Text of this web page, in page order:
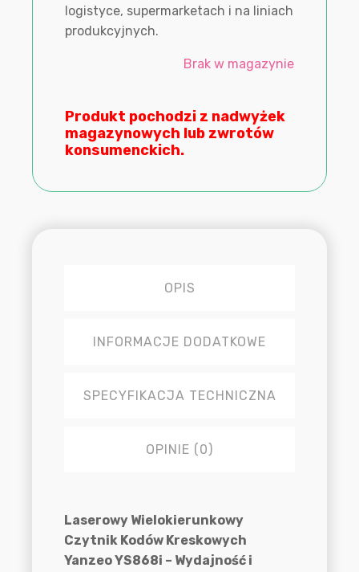
logistyce, supermarketach i na liniach
produkcyjnych.
Brak w magazynie
Produkt pochodzi z nadwyżek
magazynowych lub zwrotów
konsumenckich.
OPIS
INFORMACJE DODATKOWE
SPECYFIKACJA TECHNICZNA
OPINIE (0)
Laserowy Wielokierunkowy
Czytnik Kodów Kreskowych
Yanzeo YS868i – Wydajność i